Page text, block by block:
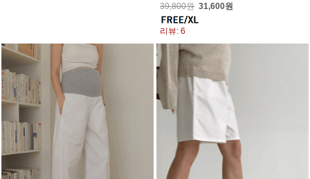
39,800원 31,600원
리뷰: 6